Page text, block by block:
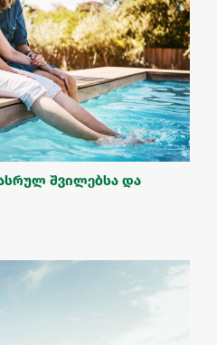
შვილებსა და